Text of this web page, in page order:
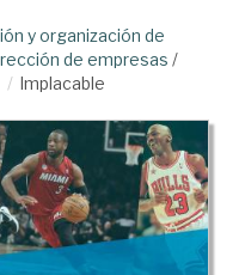
y organización de
de empresas /
Implacable